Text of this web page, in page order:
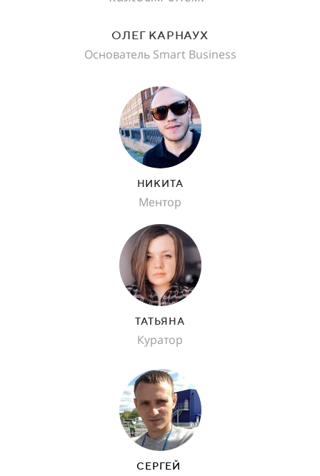
ОЛЕГ КАРНАУХ
Основатель Smart Business
НИКИТА
Ментор
ТАТЬЯНА
Куратор
СЕРГЕЙ